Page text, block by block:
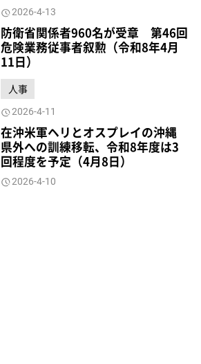
2026-4-13
防衛省関係者960名が受章 第46回
危険業務従事者叙勲（令和8年4月
11日）
人事
2026-4-11
在沖米軍ヘリとオスプレイの沖縄
県外への訓練移転、令和8年度は3
回程度を予定（4月8日）
2026-4-10